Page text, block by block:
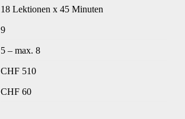
18 Lektionen x 45 Minuten
9
5 – max. 8
CHF 510
CHF 60